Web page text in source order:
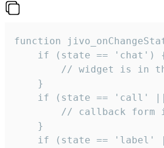
function
if (state == 'chat')
// widget is in
    }
if (state == 'call'
// callback form
    }
if (state == 'label'